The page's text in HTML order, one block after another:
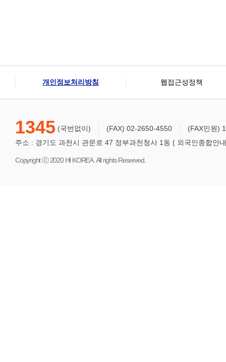
개인정보처리방침 웹접근성정책
1345 (국번없이) (FAX) 02-2650-4550
(FAX민원)
주소 : 경기도 과천시 관문로 47 정부과천청사 1동 ( 외국인종합안
Copyright ⓒ 2020 HI KOREA. All rights Reserved.